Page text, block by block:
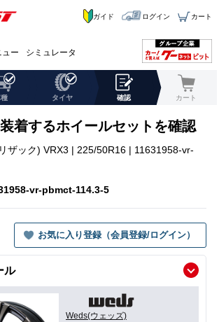
ュー シミュレータ
ガイド ログイン カート
タイヤ 確認 カート
着するホイールセットを確認
ザック) VRX3 | 225/50R16 | 11631958-vr-
vr-pbmct-114.3-5
お気に入り登録（会員登録/ログイン）
ル
Weds(ウェッズ)